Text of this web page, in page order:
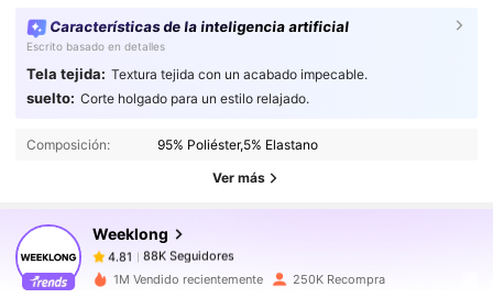
Características de la inteligencia artificial
Escrito basado en detalles
Tela tejida: Textura tejida con un acabado impecable.
suelto: Corte holgado para un estilo relajado.
Composición: 95% Poliéster,5% Elastano
Ver más
Weeklong
4.81 88K Seguidores
4.81 88K Seguidores
v***cseguidoHace 8 horas
4.81 88K Seguidores
1M Vendido recientemente 250K Recompra